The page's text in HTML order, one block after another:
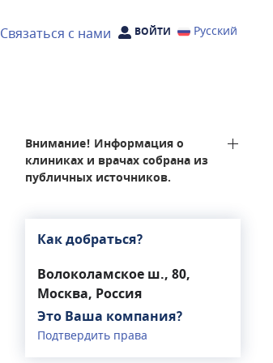
Связаться с нами ВОЙТИ Русский
Внимание! Информация о
клиниках и врачах собрана из
публичных источников.
Как добраться?
Волоколамское ш., 80,
Москва, Россия
Это Ваша компания?
Подтвердить права